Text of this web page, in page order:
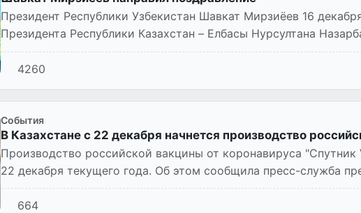
Президент Республики Узбекистан Шавкат Мирзиёев 16
Президента Республики Казахстан – Елбасы Нурсултана
Республики Казахстан Касым-...
4260
Cобытия
В Казахстане с 22 декабря начнется производство
Производство российской вакцины от коронавируса "Спутник
22 декабря текущего года. Об этом сообщила пресс-служба
пятницу по итога...
664